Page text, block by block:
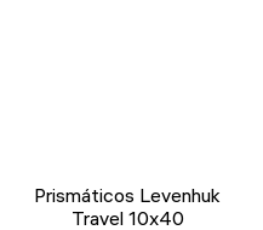
Prismáticos Levenhuk
Travel 10x40